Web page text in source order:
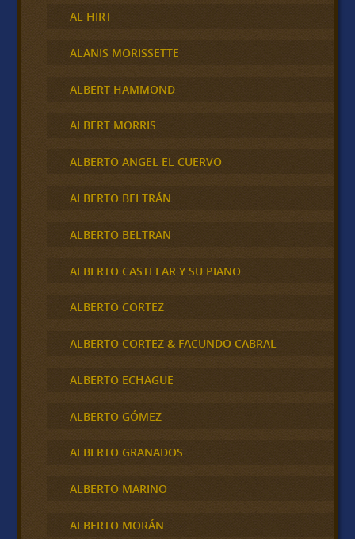
AL HIRT
ALANIS MORISSETTE
ALBERT HAMMOND
ALBERT MORRIS
ALBERTO ANGEL EL CUERVO
ALBERTO BELTRÁN
ALBERTO BELTRAN
ALBERTO CASTELAR Y SU PIANO
ALBERTO CORTEZ
ALBERTO CORTEZ & FACUNDO CABRAL
ALBERTO ECHAGÜE
ALBERTO GÓMEZ
ALBERTO GRANADOS
ALBERTO MARINO
ALBERTO MORÁN